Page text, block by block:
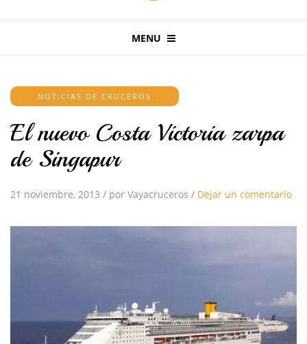
MENU
NOTICIAS DE CRUCEROS
El nuevo Costa Victoria zarpa
de Singapur
21 noviembre, 2013 / por Vayacruceros / Dejar un comentario